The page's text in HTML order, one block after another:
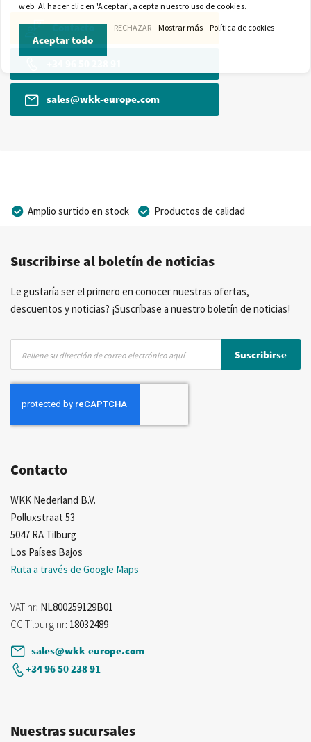
Contacto
sales@wkk-europe.com
Amplio surtido en stock
Productos de calidad
Asesoramiento personal
Más de 40 años de experiencia
Posibilidad de crear marca privada
Suscribirse al boletín de noticias
Le gustaría ser el primero en conocer nuestras ofertas,
descuentos y noticias? ¡Suscríbase a nuestro boletín de noticias!
nuestro
boletín
Suscribirse
Contacto
WKK Nederland B.V.
Polluxstraat 53
5047 RA Tilburg
Los Países Bajos
Ruta a través de Google Maps
VAT nr: NL800259129B01
CC Tilburg nr: 18032489
sales@wkk-europe.com
+34 96 50 238 91
Nuestras sucursales
web. Al hacer clic en 'Aceptar', acepta nuestro uso de cookies.
Aceptar todo
RECHAZAR Mostrar más Política de cookies